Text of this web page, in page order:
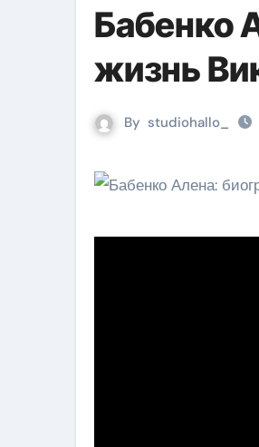
Бабенко
жизнь
By studiohallo_